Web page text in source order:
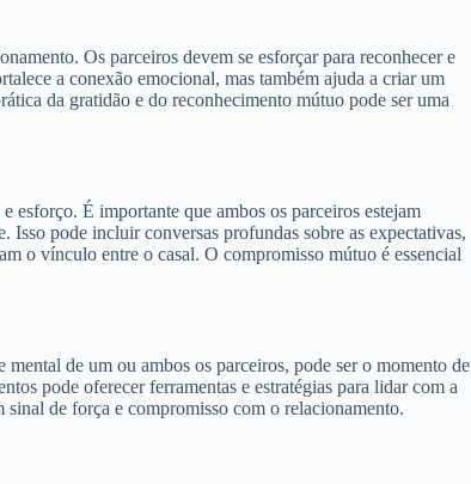
Os parceiros devem se esforçar para reconhecer e
a conexão emocional, mas também ajuda a criar um
da gratidão e do reconhecimento mútuo pode ser uma
esforço. É importante que ambos os parceiros estejam
pode incluir conversas profundas sobre as expectativas,
o vínculo entre o casal. O compromisso mútuo é essencial
de um ou ambos os parceiros, pode ser o momento de
pode oferecer ferramentas e estratégias para lidar com a
de força e compromisso com o relacionamento.